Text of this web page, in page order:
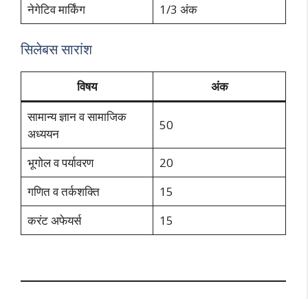
नेगेटिव मार्किंग
1/3 अंक
सिलेबस सारांश
विषय
अंक
सामान्य ज्ञान व सामाजिक
अध्ययन
50
भूगोल व पर्यावरण
20
गणित व तर्कशक्ति
15
करंट अफेयर्स
15